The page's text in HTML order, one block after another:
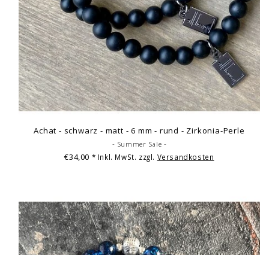
Achat - schwarz - matt - 6 mm - rund - Zirkonia-Perle
- Summer Sale -
€34,00 * Inkl. MwSt. zzgl. Versandkosten